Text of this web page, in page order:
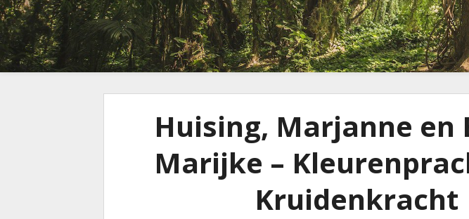
Huising, Marjanne en
Marijke –
Kruidenkracht